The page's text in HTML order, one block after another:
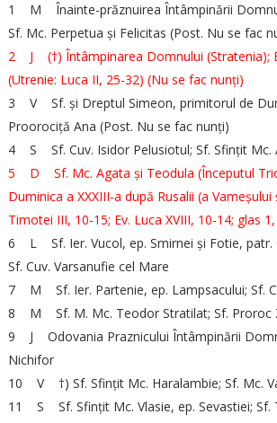
1 M Înainte-prăznuirea Întâmpinării
Sf. Mc. Perpetua și Felicitas (Post. Nu se fac
2 J (†) Întâmpinarea Domnului (Stratenia);
(Utrenie: Luca II, 25-32) (Nu se fac nunți)
3 V Sf. și Dreptul Simeon, primitorul de
Proorociță Ana (Post. Nu se fac nunți)
4 S Sf. Cuv. Isidor Pelusiotul; Sf. Sfințit Mc.
5 D Sf. Mc. Agata și Teodula (Începutul
Duminica a XXXIII-a după Rusalii (a Vameșului
Timotei III, 10-15; Ev. Luca XVIII, 10-14; glas
6 L Sf. Ier. Vucol, ep. Smirnei și Fotie, patr.
Sf. Cuv. Varsanufie cel Mare
7 M Sf. Ier. Partenie, ep. Lampsacului; Sf.
8 M Sf. M. Mc. Teodor Stratilat; Sf. Proroc
9 J Odovania Praznicului Întâmpinării
Nichifor
10 V †) Sf. Sfințit Mc. Haralambie; Sf. Mc.
11 S Sf. Sfințit Mc. Vlasie, ep. Sevastiei; Sf.